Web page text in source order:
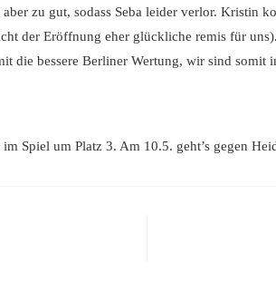
zu gut, sodass Seba leider verlor. Kristin
der Eröffnung eher glückliche remis für
die bessere Berliner Wertung, wir sind somit
Spiel um Platz 3. Am 10.5. geht’s gegen